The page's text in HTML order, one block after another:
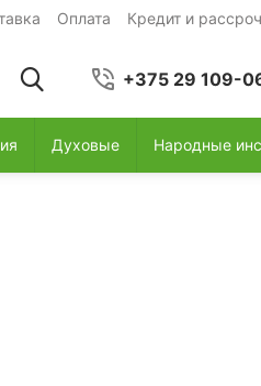
Оплата Кредит и
+375 29 109-
Духовые Народные